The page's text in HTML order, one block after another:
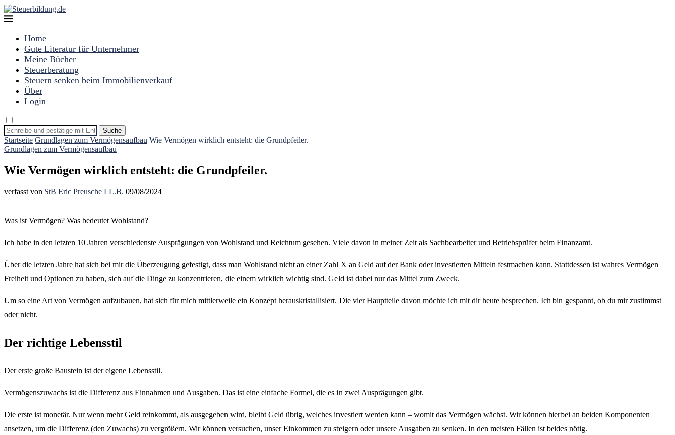
Home
Gute Literatur für Unternehmer
Meine Bücher
Steuerberatung
Steuern senken beim Immobilienverkauf
Über
Login
Suche
Startseite Grundlagen zum Vermögensaufbau Wie Vermögen wirklich entsteht: die Grundpfeiler.
Grundlagen zum Vermögensaufbau
Wie Vermögen wirklich entsteht: die Grundpfeiler.
verfasst von StB Eric Preusche LL.B. 09/08/2024
Was ist Vermögen? Was bedeutet Wohlstand?
Ich habe in den letzten 10 Jahren verschiedenste Ausprägungen von Wohlstand und Reichtum gesehen. Viele davon in meiner Zeit als Sachbearbeiter und Betriebsprüfer beim Finanzamt.
Über die letzten Jahre hat sich bei mir die Überzeugung gefestigt, dass man Wohlstand nicht an einer Zahl X an Geld auf der Bank oder investierten Mitteln festmachen kann. Stattdessen ist wahres Vermögen
Freiheit und Optionen zu haben, sich auf die Dinge zu konzentrieren, die einem wirklich wichtig sind. Geld ist dabei nur das Mittel zum Zweck.
Um so eine Art von Vermögen aufzubauen, hat sich für mich mittlerweile ein Konzept herauskristallisiert. Die vier Hauptteile davon möchte ich mit dir heute besprechen. Ich bin gespannt, ob du mir zustimmst
oder nicht.
Der richtige Lebensstil
Der erste große Baustein ist der eigene Lebensstil.
Vermögenszuwachs ist die Differenz aus Einnahmen und Ausgaben. Das ist eine einfache Formel, die es in zwei Ausprägungen gibt.
Die erste ist monetär. Nur wenn mehr Geld reinkommt, als ausgegeben wird, bleibt Geld übrig, welches investiert werden kann – womit das Vermögen wächst. Wir können hierbei an beiden Komponenten
ansetzen, um die Differenz (den Zuwachs) zu vergrößern. Wir können versuchen, unser Einkommen zu steigern oder unsere Ausgaben zu senken. In den meisten Fällen ist beides nötig.